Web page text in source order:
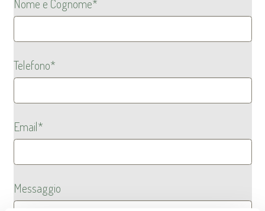
Nome e Cognome*
Telefono*
Email*
Messaggio